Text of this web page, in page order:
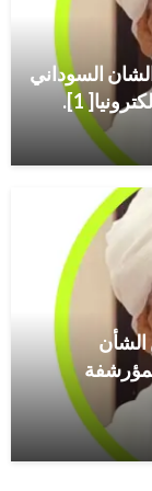
السوداني
1].